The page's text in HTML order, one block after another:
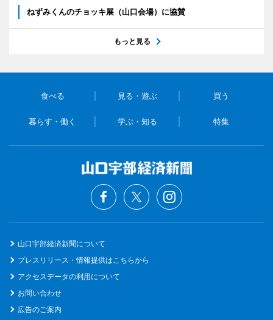
ねずみくんのチョッキ展（山口会場）に協賛
もっと見る
食べる 見る・遊ぶ 買う
暮らす・働く 学ぶ・知る 特集
山口宇部経済新聞について
プレスリリース・情報提供はこちらから
アクセスデータの利用について
お問い合わせ
広告のご案内